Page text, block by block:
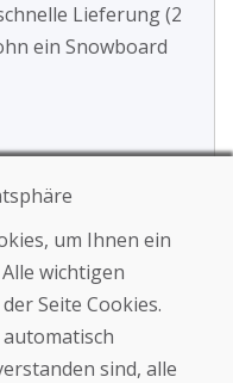
Lieferung (2
ein Snowboard
zeitnah, der
um Ihnen ein
wichtigen
Seite Cookies.
sind, alle